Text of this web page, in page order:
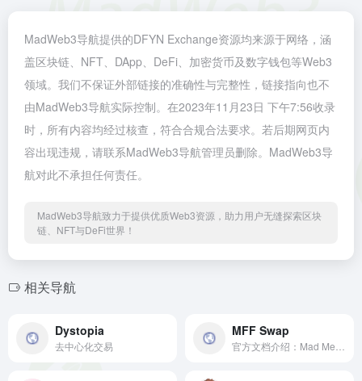
MadWeb3导航提供的DFYN Exchange资源均来源于网络，涵
盖区块链、NFT、DApp、DeFi、加密货币及数字钱包等Web3
领域。我们不保证外部链接的准确性与完整性，链接指向也不
由MadWeb3导航实际控制。在2023年11月23日 下午7:56收录
时，所有内容均经过核查，符合合规合法要求。若后期网页内
容出现违规，请联系MadWeb3导航管理员删除。MadWeb3导
航对此不承担任何责任。
MadWeb3导航致力于提供优质Web3资源，助力用户无缝探索区块
链、NFT与DeFi世界！
相关导航
Dystopia
去中心化交易
MFF Swap